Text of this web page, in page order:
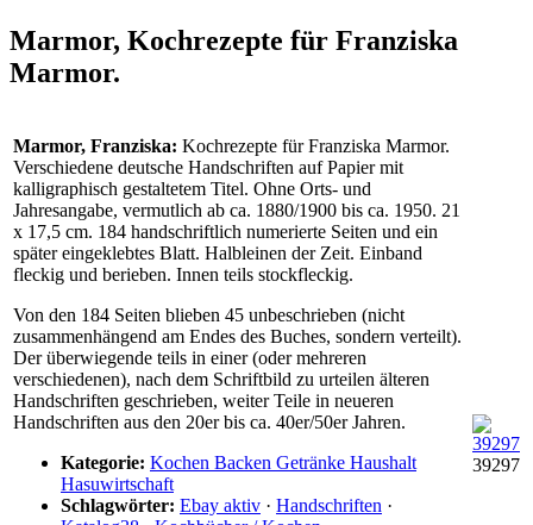
Marmor, Kochrezepte für Franziska
Marmor.
Marmor, Franziska: Kochrezepte für Franziska Marmor.
Verschiedene deutsche Handschriften auf Papier mit
kalligraphisch gestaltetem Titel. Ohne Orts- und
Jahresangabe, vermutlich ab ca. 1880/1900 bis ca. 1950. 21
x 17,5 cm. 184 handschriftlich numerierte Seiten und ein
später eingeklebtes Blatt. Halbleinen der Zeit. Einband
fleckig und berieben. Innen teils stockfleckig.
Von den 184 Seiten blieben 45 unbeschrieben (nicht
zusammenhängend am Endes des Buches, sondern verteilt).
Der überwiegende teils in einer (oder mehreren
verschiedenen), nach dem Schriftbild zu urteilen älteren
Handschriften geschrieben, weiter Teile in neueren
Handschriften aus den 20er bis ca. 40er/50er Jahren.
Kategorie: Kochen Backen Getränke Haushalt
Hasuwirtschaft
Schlagwörter: Ebay aktiv · Handschriften ·
39297